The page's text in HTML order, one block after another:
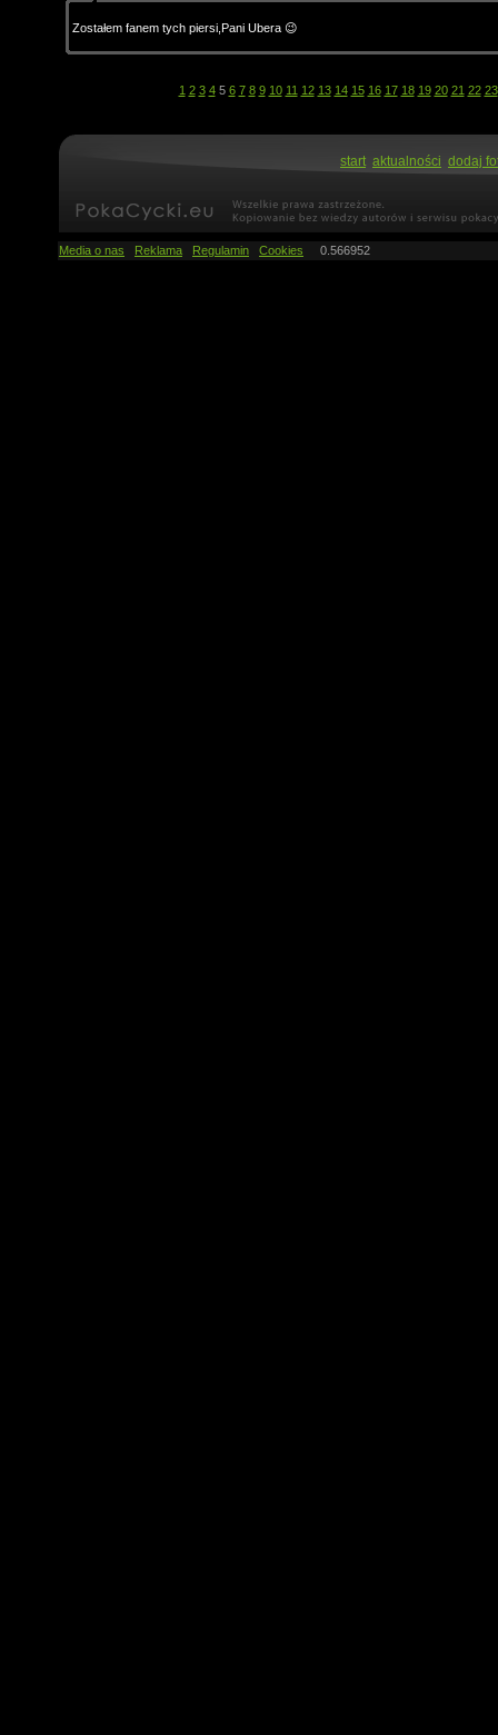
Zostałem fanem tych piersi,Pani Ubera 😉
1 2 3 45 6 7 8 9 10 11 12 13 14 15 16 17 18 19 20 21 22 23
start aktualności dodaj
Media o nas Reklama Regulamin Cookies 0.566952